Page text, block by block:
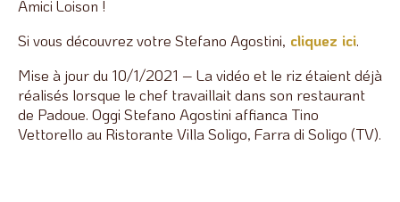
Amici Loison !
Si vous découvrez votre Stefano Agostini, cliquez ici.
Mise à jour du 10/1/2021 – La vidéo et le riz étaient déjà
réalisés lorsque le chef travaillait dans son restaurant
de Padoue. Oggi Stefano Agostini affianca Tino
Vettorello au Ristorante Villa Soligo, Farra di Soligo (TV).